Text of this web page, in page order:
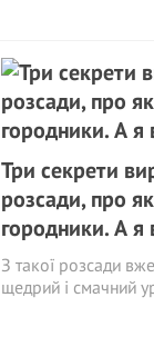
Три секрети
розсади, про
городники. А
З такої розсади
щедрий і смачний